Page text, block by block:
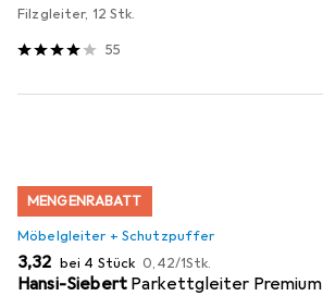
Filzgleiter, 12 Stk.
55
MENGENRABATT
Möbelgleiter + Schutzpuffer
EUR
3,32 bei 4 Stück EUR
0,42/1Stk.
Hansi-Siebert Parkettgleiter Premium